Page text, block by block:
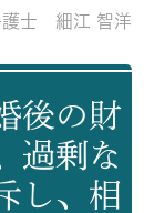
護士 細江 智洋
後の財
過剰な
し、相